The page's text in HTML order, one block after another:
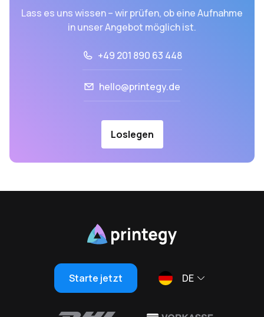
Lass es uns wissen – wir prüfen, ob eine Aufnahme
in unser Angebot möglich ist.
+49 201 890 63 448
hello@printegy.de
Loslegen
Starte jetzt DE